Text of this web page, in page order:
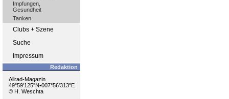
Impfungen,
Gesundheit
Tanken
Clubs + Szene
Suche
Impressum
Redaktion
Allrad-Magazin
49°59'125''N•007°56'313''E
© H. Weschta